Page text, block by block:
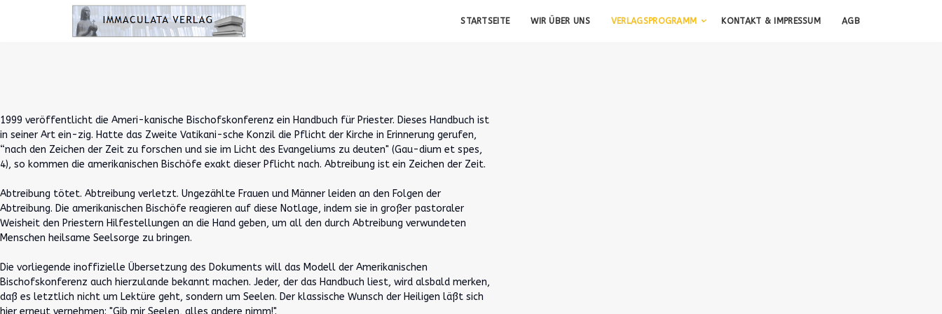
STARTSEITE WIR ÜBER UNS VERLAGSPROGRAMM KONTAKT & IMPRESSUM AGB
1999 veröffentlicht die Ameri-kanische Bischofskonferenz ein Handbuch für Priester. Dieses Handbuch ist
in seiner Art ein-zig. Hatte das Zweite Vatikani-sche Konzil die Pflicht der Kirche in Erinnerung gerufen,
“nach den Zeichen der Zeit zu forschen und sie im Licht des Evangeliums zu deuten" (Gau-dium et spes,
4), so kommen die amerikanischen Bischöfe exakt dieser Pflicht nach. Abtreibung ist ein Zeichen der Zeit.
Abtreibung tötet. Abtreibung verletzt. Ungezählte Frauen und Männer leiden an den Folgen der
Abtreibung. Die amerikanischen Bischöfe reagieren auf diese Notlage, indem sie in großer pastoraler
Weisheit den Priestern Hilfestellungen an die Hand geben, um all den durch Abtreibung verwundeten
Menschen heilsame Seelsorge zu bringen.
Die vorliegende inoffizielle Übersetzung des Dokuments will das Modell der Amerikanischen
Bischofskonferenz auch hierzulande bekannt machen. Jeder, der das Handbuch liest, wird alsbald merken,
daß es letztlich nicht um Lektüre geht, sondern um Seelen. Der klassische Wunsch der Heiligen läßt sich
hier erneut vernehmen: "Gib mir Seelen, alles andere nimm!".